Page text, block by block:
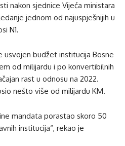
nakon sjednice Vijeća ministara
jednom od najuspješnijih u
N1.
usvojen budžet institucija Bosne
od milijardu i po konvertibilnih
rast u odnosu na 2022.
nešto više od milijardu KM.
mandata porastao skoro 50
institucija“, rekao je